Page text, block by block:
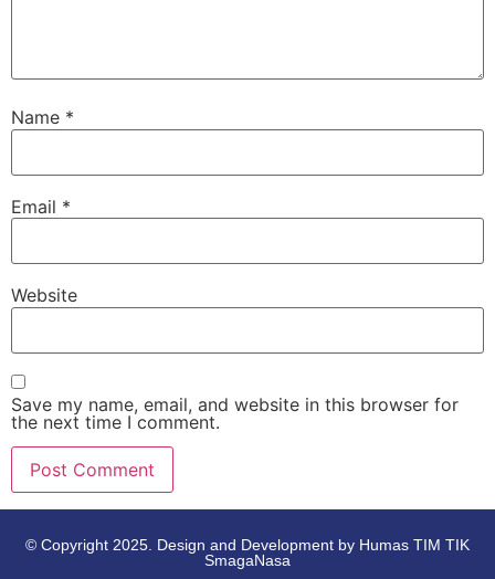
Name *
Email *
Website
Save my name, email, and website in this browser for
the next time I comment.
© Copyright 2025. Design and Development by Humas TIM TIK
SmagaNasa